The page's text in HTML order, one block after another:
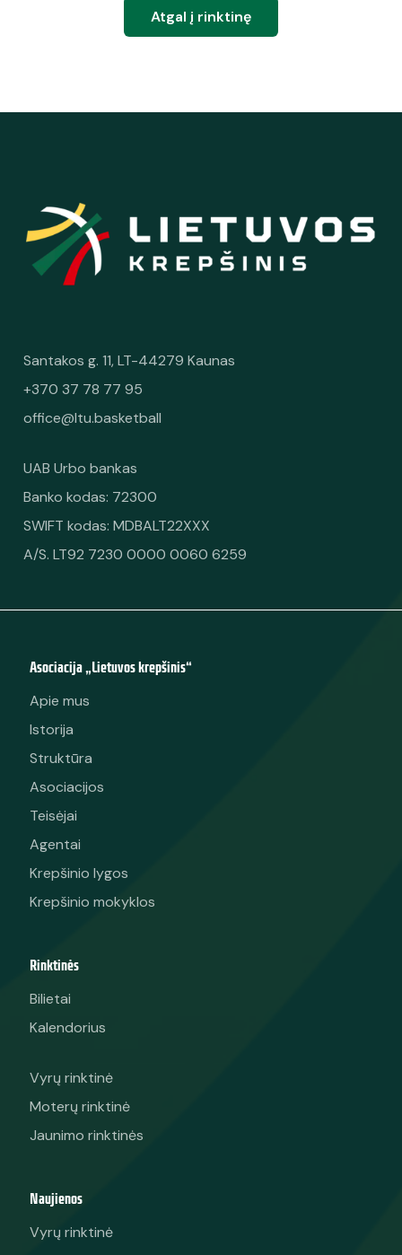
Atgal į rinktinę
Santakos g. 11, LT-44279 Kaunas
+370 37 78 77 95
office@ltu.basketball
UAB Urbo bankas
Banko kodas: 72300
SWIFT kodas: MDBALT22XXX
A/S. LT92 7230 0000 0060 6259
Asociacija „Lietuvos krepšinis“
Apie mus
Istorija
Struktūra
Asociacijos
Teisėjai
Agentai
Krepšinio lygos
Krepšinio mokyklos
Rinktinės
Bilietai
Kalendorius
Vyrų rinktinė
Moterų rinktinė
Jaunimo rinktinės
Naujienos
Vyrų rinktinė